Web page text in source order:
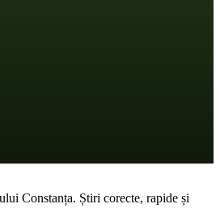
Constanța. Știri corecte, rapide și